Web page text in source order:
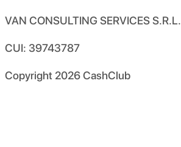
VAN CONSULTING SERVICES S.R.L.
CUI: 39743787
Copyright 2026CashClub